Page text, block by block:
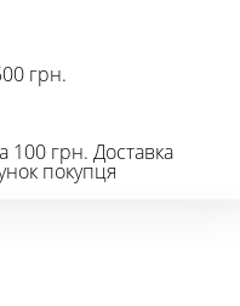
грн.
100 грн. Доставка
покупця